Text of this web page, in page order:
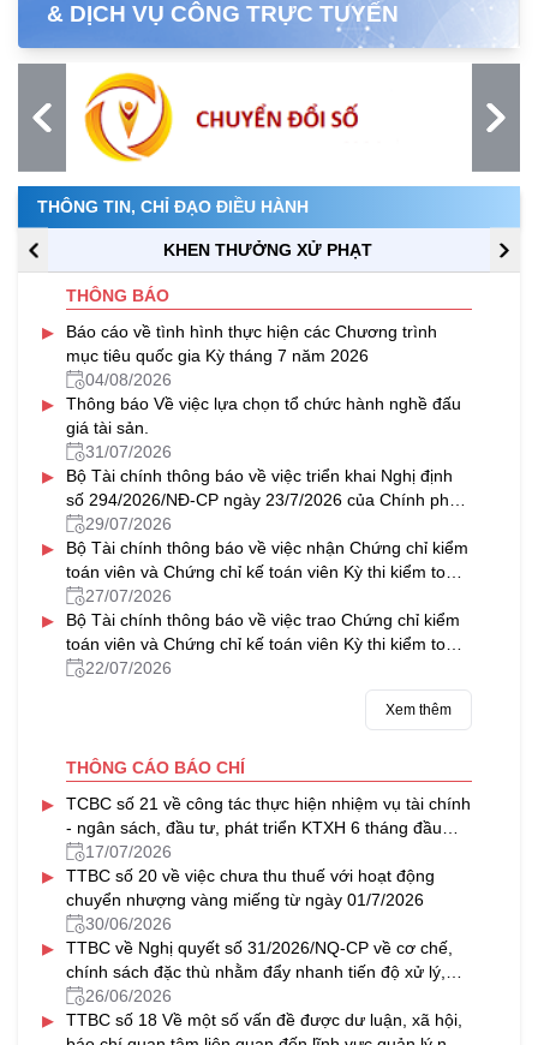
& DỊCH VỤ CÔNG TRỰC TUYẾN
THÔNG TIN, CHỈ ĐẠO ĐIỀU HÀNH
KHEN THƯỞNG XỬ PHẠT
THÔNG BÁO
▸
Báo cáo về tình hình thực hiện các Chương trình
mục tiêu quốc gia Kỳ tháng 7 năm 2026
04/08/2026
▸
Thông báo Về việc lựa chọn tổ chức hành nghề đấu
giá tài sản.
31/07/2026
▸
Bộ Tài chính thông báo về việc triển khai Nghị định
số 294/2026/NĐ-CP ngày 23/7/2026 của Chính phủ
về tổ hợp tác
29/07/2026
▸
Bộ Tài chính thông báo về việc nhận Chứng chỉ kiểm
toán viên và Chứng chỉ kế toán viên Kỳ thi kiểm toán
viên, kế toán viên năm 2025
27/07/2026
▸
Bộ Tài chính thông báo về việc trao Chứng chỉ kiểm
toán viên và Chứng chỉ kế toán viên Kỳ thi kiểm toán
viên, kế toán viên năm 2025
22/07/2026
Xem thêm
THÔNG CÁO BÁO CHÍ
▸
TCBC số 21 về công tác thực hiện nhiệm vụ tài chính
- ngân sách, đầu tư, phát triển KTXH 6 tháng đầu
năm, triển khai nhiệm vụ 6 tháng cuối năm 2026
17/07/2026
▸
TTBC số 20 về việc chưa thu thuế với hoạt động
chuyển nhượng vàng miếng từ ngày 01/7/2026
30/06/2026
▸
TTBC về Nghị quyết số 31/2026/NQ-CP về cơ chế,
chính sách đặc thù nhằm đẩy nhanh tiến độ xử lý,
khai thác nhà, đất dôi dư sau sắp xếp tổ chức bộ
máy và đơn vị hành chính
26/06/2026
▸
TTBC số 18 Về một số vấn đề được dư luận, xã hội,